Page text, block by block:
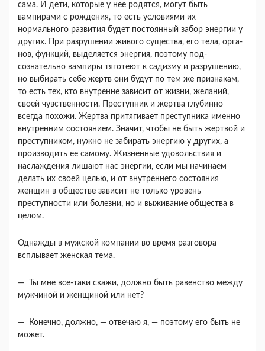
сама. И дети, которые у нее родятся, могут быть
вампирами с рождения, то есть условиями их
нормального раз­вития будет постоянный забор энергии у
других. При разрушении живого существа, его тела, орга­
нов, функций, выделяется энергия, поэтому под­
сознательно вампиры тяготеют к садизму и разру­шению,
но выбирать себе жертв они будут по тем же признакам,
то есть тех, кто внутренне зависит от жизни, желаний,
своей чувственности. Пре­ступник и жертва глубинно
всегда похожи. Жерт­ва притягивает преступника именно
внутренним состоянием. Значит, чтобы не быть жертвой и
пре­ступником, нужно не забирать энергию у других, а
производить ее самому. Жизненные удоволь­ствия и
наслаждения лишают нас энергии, если мы начинаем
делать их своей целью, и от внутрен­него состояния
женщин в обществе зависит не только уровень
преступности или болезни, но и выживание общества в
целом.
Однажды в мужской компании во время разго­вора
всплывает женская тема.
— Ты мне все-таки скажи, должно быть равен­ство между
мужчиной и женщиной или нет?
— Конечно, должно, — отвечаю я, — поэтому его быть не
может.